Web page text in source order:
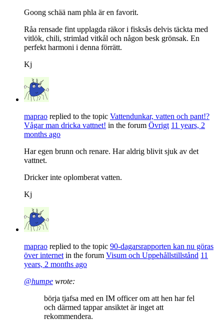
Goong schää nam phla är en favorit.
Råa rensade fint upplagda räkor i fisksås delvis täckta med
vitlök, chili, strimlad vitkål och någon besk grönsak. En
perfekt harmoni i denna förrätt.
Kj
maprao replied to the topic Vattendunkar, vatten och pant!?
Vågar man dricka vattnet! in the forum Övrigt 11 years, 2
months ago
Har egen brunn och renare. Har aldrig blivit sjuk av det
vattnet.
Dricker inte oplomberat vatten.
Kj
maprao replied to the topic 90-dagarsrapporten kan nu göras
över internet in the forum Visum och Uppehållstillstånd 11
years, 2 months ago
@humpe wrote:
börja tjafsa med en IM officer om att hen har fel
och därmed tappar ansiktet är inget att
rekommendera.